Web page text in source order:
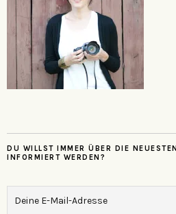
DU WILLST IMMER ÜBER DIE
INFORMIERT WERDEN?